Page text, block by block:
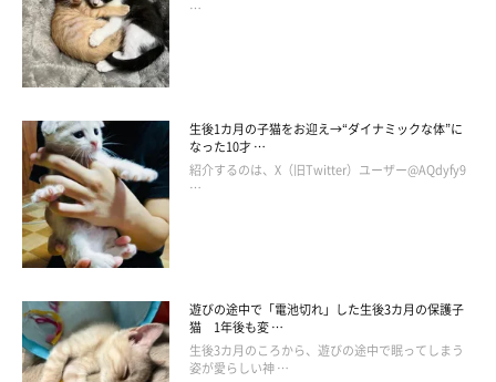
…
生後1カ月の子猫をお迎え→“ダイナミックな体”に
なった10才 …
紹介するのは、X（旧Twitter）ユーザー@AQdyfy9
…
遊びの途中で「電池切れ」した生後3カ月の保護子
猫 1年後も変 …
生後3カ月のころから、遊びの途中で眠ってしまう
姿が愛らしい神 …